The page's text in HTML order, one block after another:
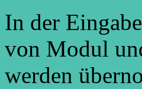
In der
von Modul
werden